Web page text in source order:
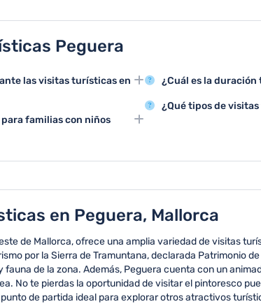
Peguera
las visitas turísticas en
Playa de la Romana,
panorámicas
familias con niños
¿Cuál es la
Las visitas turísticas
dependiendo de los
¿Qué tipos de
en Peguera, Mallorca
de Mallorca, ofrece una amplia variedad de visitas
por la Sierra de Tramuntana, declarada Patrimonio
de la zona. Además, Peguera cuenta con un
No te pierdas la oportunidad de visitar el pintoresco
de partida ideal para explorar otros atractivos